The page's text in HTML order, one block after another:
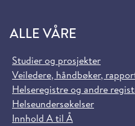
ALLE VÅRE
Studier og prosjekter
Veiledere, håndbøker,
Helseregistre og andre
Helseundersøkelser
Innhold A til Å